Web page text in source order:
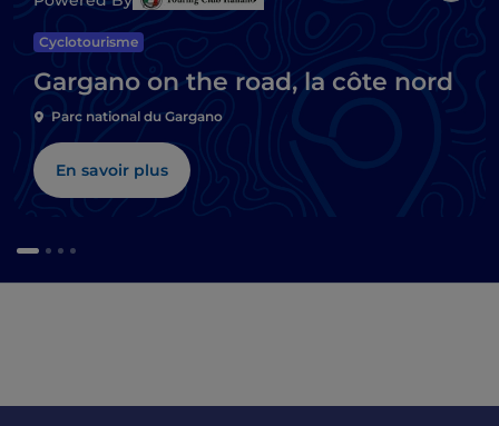
Cyclotourisme
Gargano on the road, la côte nord
Parc national du Gargano
En savoir plus